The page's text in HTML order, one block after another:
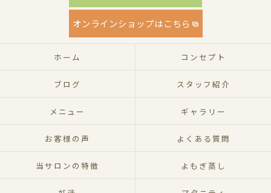
オンラインショップはこちら
ホーム コンセプト
ブログ スタッフ紹介
メニュー ギャラリー
お客様の声 よくある質問
当サロンの特徴 よもぎ蒸し